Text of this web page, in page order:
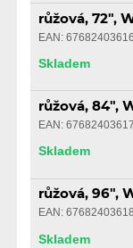
růžová, 72",
EAN:
Skladem
růžová, 84",
EAN:
Skladem
růžová, 96",
EAN:
Skladem